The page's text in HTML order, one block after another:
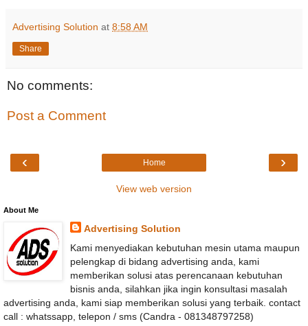
Advertising Solution at 8:58 AM
Share
No comments:
Post a Comment
‹ ›
Home
View web version
About Me
Advertising Solution
Kami menyediakan kebutuhan mesin utama maupun
pelengkap di bidang advertising anda, kami
memberikan solusi atas perencanaan kebutuhan
bisnis anda, silahkan jika ingin konsultasi masalah
advertising anda, kami siap memberikan solusi yang terbaik. contact
call : whatssapp, telepon / sms (Candra - 081348797258)